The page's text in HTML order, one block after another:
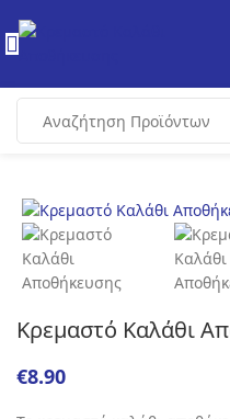
Κρεμαστό Καλάθι
€